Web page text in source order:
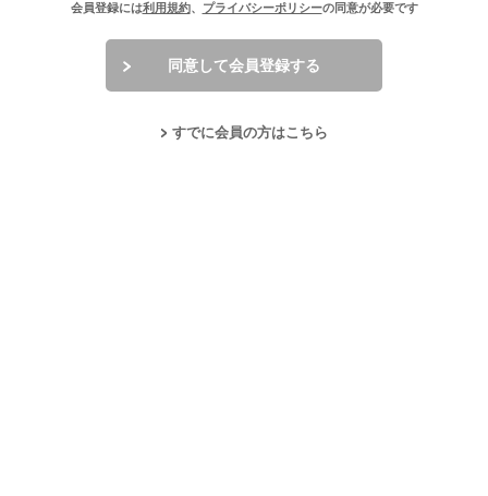
会員登録には利用規約、 プライバシーポリシーの同意が必要です
同意して会員登録する
すでに会員の方はこちら